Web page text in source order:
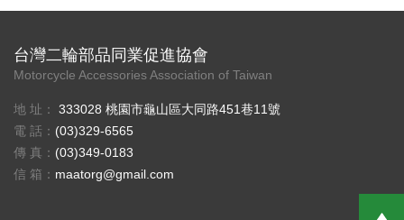
台灣二輪部品同業促進協會
Motorcycle Accessories Association of Taiwan
地 址：
333028 桃園市龜山區大同路451巷11號
電 話： (03)329-6565
傳 真： (03)349-0183
信 箱： maatorg@gmail.com